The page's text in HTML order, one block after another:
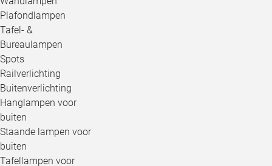
Plafondlampen
Tafel- &
Bureaulampen
Spots
Railverlichting
Buitenverlichting
Hanglampen voor
buiten
Staande lampen voor
buiten
Tafellampen voor